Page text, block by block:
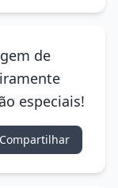
de
especiais!